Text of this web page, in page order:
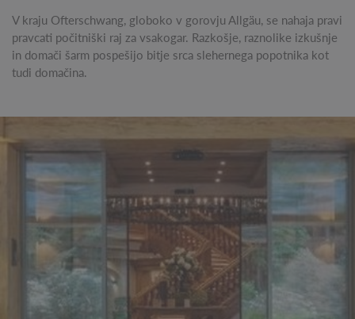
V kraju Ofterschwang, globoko v gorovju Allgäu, se nahaja pravi
pravcati počitniški raj za vsakogar. Razkošje, raznolike izkušnje
in domači šarm pospešijo bitje srca slehernega popotnika kot
tudi domačina.